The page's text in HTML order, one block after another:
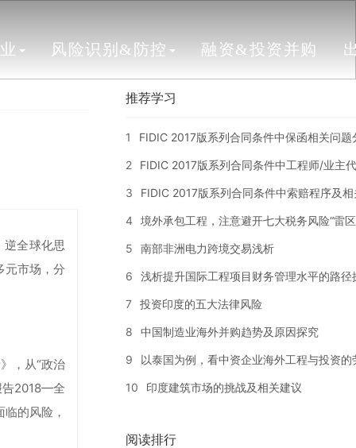
风险识别&防控 融资&投资并购
逆全球化思
元市场，分
，从“政治
告2018—全
的风险，
推荐学习
1 FIDIC 2017版系列合同条件中保函相关问题
2 FIDIC 2017版系列合同条件中工程师/业主
3 FIDIC 2017版系列合同条件中索赔程序及
4 境外承包工程，注意避开七大税务风险“雷区
5 南部非洲电力跨境交易浅析
6 浅析提升国际工程项目财务管理水平的路径
7 投资印度的五大法律风险
8 中国制造业海外并购趋势及原因探究
9 以泰国为例，看中资企业海外工程与投资
10 印度建筑市场的挑战及相关建议
阅读排行